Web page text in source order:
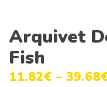
Arquivet
Fish
11.82€ – 39.68